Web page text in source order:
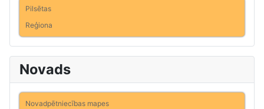
Pilsētas
Reģiona
Novads
Novadpētniecības mapes